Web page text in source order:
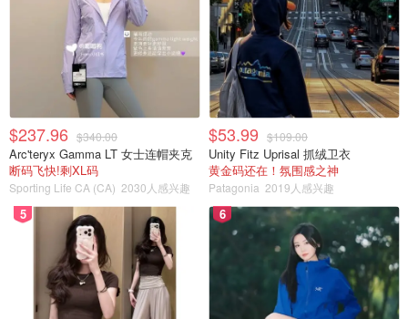
$237.96 $340.00
Arc'teryx Gamma LT 女士连帽夹克
断码飞快!剩XL码
Sporting Life CA (CA) 2030人感兴趣
$53.99 $109.00
Unity Fitz Uprisal 抓绒卫衣
黄金码还在！氛围感之神
Patagonia 2019人感兴趣
5 6